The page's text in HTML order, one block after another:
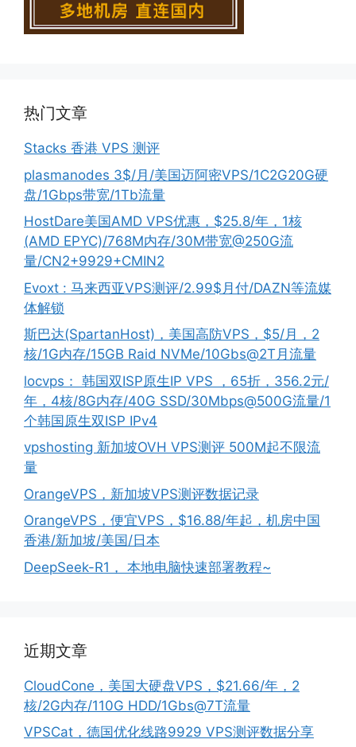
热门文章
Stacks 香港 VPS 测评
plasmanodes 3$/月/美国迈阿密VPS/1C2G20G硬
盘/1Gbps带宽/1Tb流量
HostDare美国AMD VPS优惠，$25.8/年，1核
(AMD EPYC)/768M内存/30M带宽@250G流
量/CN2+9929+CMIN2
Evoxt : 马来西亚VPS测评/2.99$月付/DAZN等流媒
体解锁
斯巴达(SpartanHost)，美国高防VPS，$5/月，2
核/1G内存/15GB Raid NVMe/10Gbs@2T月流量
locvps： 韩国双ISP原生IP VPS ，65折，356.2元/
年，4核/8G内存/40G SSD/30Mbps@500G流量/1
个韩国原生双ISP IPv4
vpshosting 新加坡OVH VPS测评 500M起不限流
量
OrangeVPS，新加坡VPS测评数据记录
OrangeVPS，便宜VPS，$16.88/年起，机房中国
香港/新加坡/美国/日本
DeepSeek-R1， 本地电脑快速部署教程~
近期文章
CloudCone，美国大硬盘VPS，$21.66/年，2
核/2G内存/110G HDD/1Gbs@7T流量
VPSCat，德国优化线路9929 VPS测评数据分享